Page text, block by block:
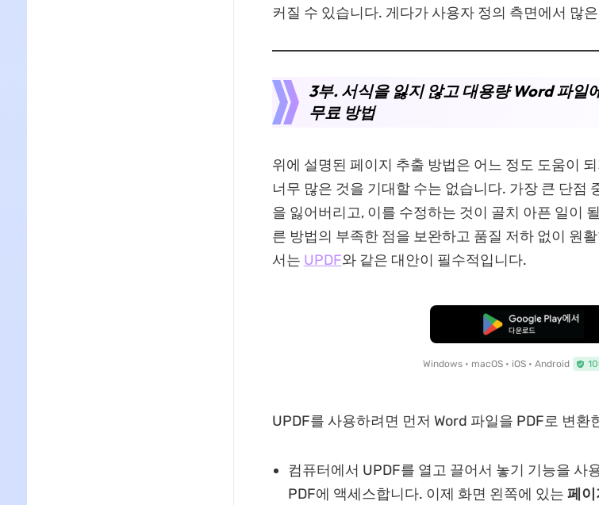
커질 수 있습니다. 게다가 사용자 정의 측면에서 많
3부. 서식을 잃지 않고 대용량 Word 파일
무료 방법
위에 설명된 페이지 추출 방법은 어느 정도 도움이
너무 많은 것을 기대할 수는 없습니다. 가장 큰 단점
을 잃어버리고, 이를 수정하는 것이 골치 아픈 일이
른 방법의 부족한 점을 보완하고 품질 저하 없이 원
서는 UPDF와 같은 대안이 필수적입니다.
무료로 다운로드
Windows • macOS • iOS • Android
UPDF를 사용하려면 먼저 Word 파일을 PDF로 변환
컴퓨터에서 UPDF를 열고 끌어서 놓기 기능을 사
PDF에 액세스합니다. 이제 화면 왼쪽에 있는 페이